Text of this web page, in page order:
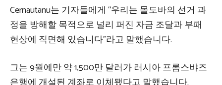
Cernautanu는 기자들에게 “우리는 몰도바의 선거 과
정을 방해할 목적으로 널리 퍼진 자금 조달과 부패
현상에 직면해 있습니다”라고 말했습니다.
그는 9월에만 약 1,500만 달러가 러시아 프롬스뱌즈